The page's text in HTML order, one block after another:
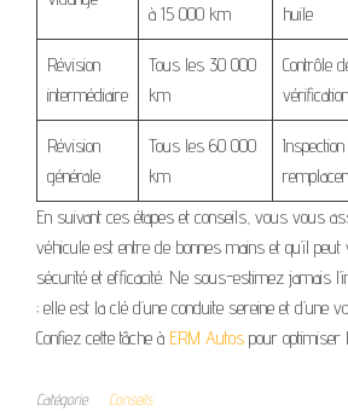
à 15 000 km huile
Révision
intermédiaire
Tous les 30 000
km
Contrôle
Révision
générale
Tous les 60 000
km
En suivant ces étapes et conseils, vous vous
véhicule est entre de bonnes mains et qu’il
sécurité et efficacité. Ne sous-estimez jamais
; elle est la clé d’une conduite sereine et d’une
Confiez cette tâche à ERM Autos pour optimiser
Catégorie Conseils